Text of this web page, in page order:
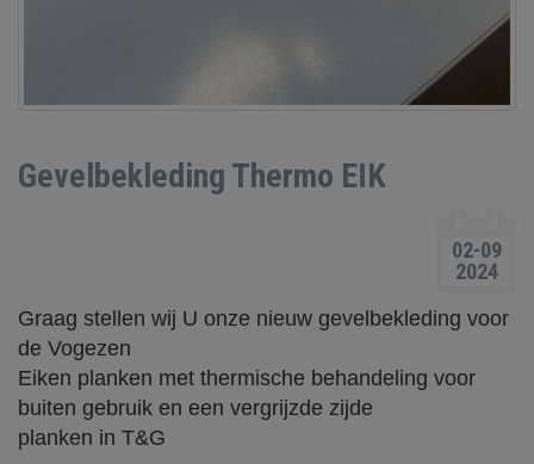
Gevelbekleding Thermo EIK
02-09
2024
Graag stellen wij U onze nieuw gevelbekleding voor
de Vogezen
Eiken planken met thermische behandeling voor
buiten gebruik en een vergrijzde zijde
planken in T&G